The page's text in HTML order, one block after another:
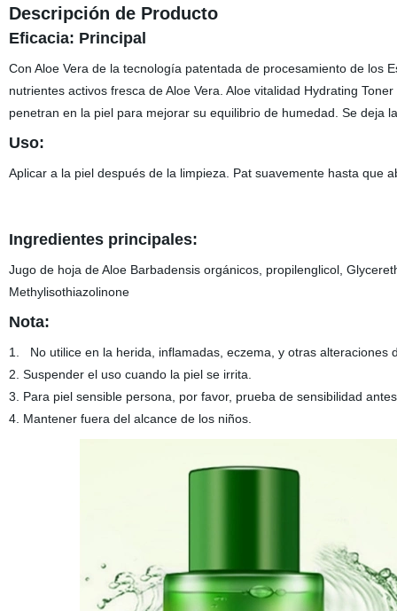
Descripción de Producto
Eficacia: Principal
Con Aloe Vera de la tecnología patentada de procesamiento de los
nutrientes activos fresca de Aloe Vera. Aloe vitalidad Hydrating
penetran en la piel para mejorar su equilibrio de humedad. Se deja
Uso:
Aplicar a la piel después de la limpieza. Pat suavemente hasta que
Ingredientes principales:
Jugo de hoja de Aloe Barbadensis orgánicos, propilenglicol,
Methylisothiazolinone
Nota:
1. No utilice en la herida, inflamadas, eczema, y otras alteraciones
2. Suspender el uso cuando la piel se irrita.
3. Para piel sensible persona, por favor, prueba de sensibilidad
4. Mantener fuera del alcance de los niños.